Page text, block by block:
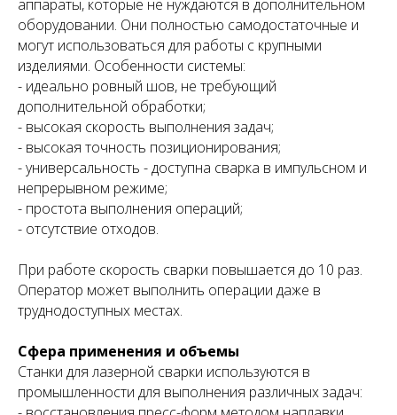
аппараты, которые не нуждаются в дополнительном
оборудовании. Они полностью самодостаточные и
могут использоваться для работы с крупными
изделиями. Особенности системы:
- идеально ровный шов, не требующий
дополнительной обработки;
- высокая скорость выполнения задач;
- высокая точность позиционирования;
- универсальность - доступна сварка в импульсном и
непрерывном режиме;
- простота выполнения операций;
- отсутствие отходов.
При работе скорость сварки повышается до 10 раз.
Оператор может выполнить операции даже в
труднодоступных местах.
Сфера применения и объемы
Станки для лазерной сварки используются в
промышленности для выполнения различных задач: